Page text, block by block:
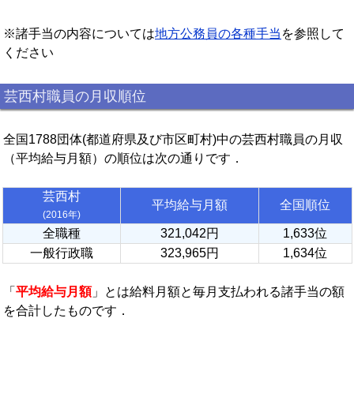
※諸手当の内容については地方公務員の各種手当 を参照して
ください
芸西村職員の月収順位
全国1788団体(都道府県及び市区町村)中の芸西村職員の月収
（平均給与月額）の順位は次の通りです．
芸西村
(2016年)
平均給与月額 全国順位
全職種 321,042円
1,633位
一般行政職
323,965円 1,634位
「 平均給与月額」とは給料月額と毎月支払われる諸手当の額
を合計したものです．